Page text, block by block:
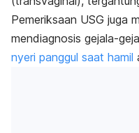
Pemeriksaan USG juga
mendiagnosis gejala-
nyeri panggul saat hamil